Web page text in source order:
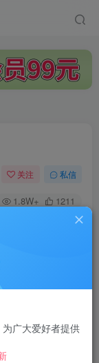
关注 私信
1.8W+ 1211
会员 免费
广大爱好者提供